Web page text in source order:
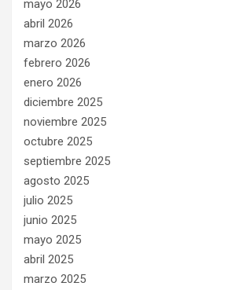
mayo 2026
abril 2026
marzo 2026
febrero 2026
enero 2026
diciembre 2025
noviembre 2025
octubre 2025
septiembre 2025
agosto 2025
julio 2025
junio 2025
mayo 2025
abril 2025
marzo 2025